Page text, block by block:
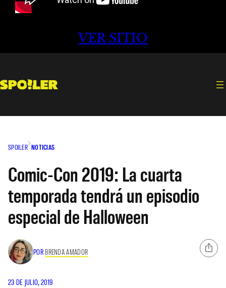
VER SITIO
SPOILER NOTICIAS
Comic-Con 2019: La cuarta
temporada tendrá un episodio
especial de Halloween
POR BRENDA AMADOR
23 DE JULIO, 2019